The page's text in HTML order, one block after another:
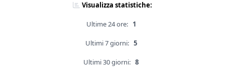
Visualizza statistiche:
Ultime 24 ore: 1
Ultimi 7 giorni: 5
Ultimi 30 giorni: 8